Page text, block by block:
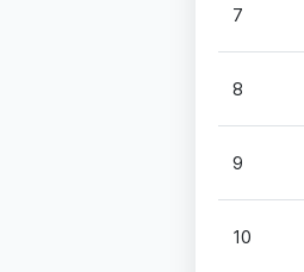
7
8
9
10